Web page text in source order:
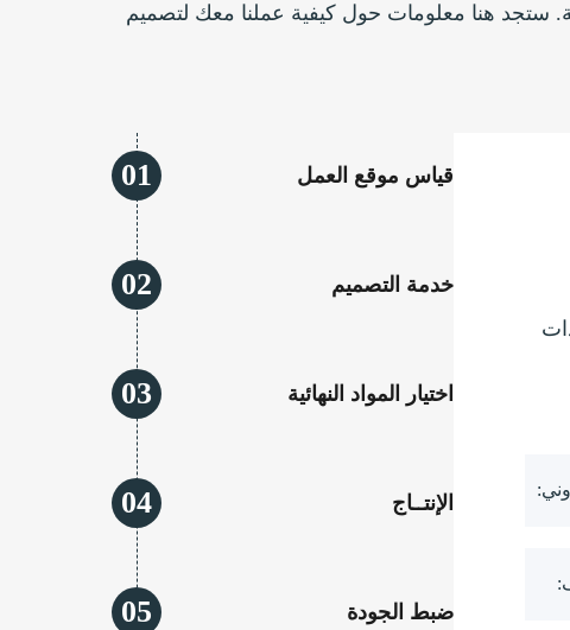
ستجد هنا معلومات حول كيفية عملنا معك لتصميم
01 قياس موقع العمل
02 خدمة التصميم
03 اختيار المواد النهائية
04 الإنتــاج
05 ضبط الجودة